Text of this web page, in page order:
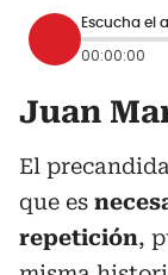
Escucha el
00:00:00
Juan
El
que es
repetición,